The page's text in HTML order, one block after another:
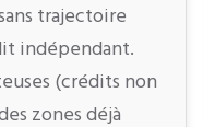
trajectoire
indépendant.
(crédits non
zones déjà